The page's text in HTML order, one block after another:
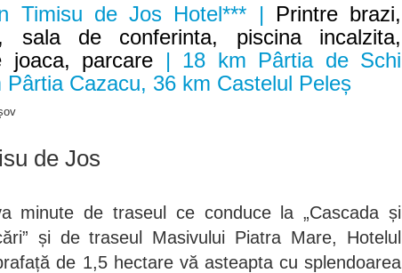
Timisu de Jos Hotel*** | Printre brazi,
sala de conferinta, piscina incalzita,
joaca, parcare | 18 km Pârtia de Schi
Pârtia Cazacu, 36 km Castelul Peleș
de Jos
minute de traseul ce conduce la „Cascada și
și de traseul Masivului Piatra Mare, Hotelul
de 1,5 hectare vă asteapta cu splendoarea